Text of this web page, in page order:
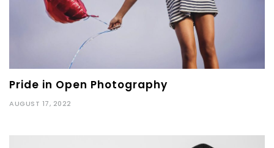
Pride in Open Photography
AUGUST 17, 2022